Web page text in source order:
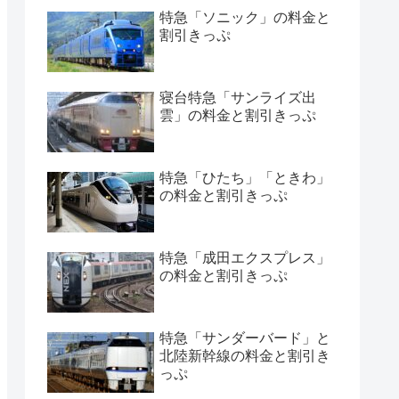
特急「ソニック」の料金と
割引きっぷ
寝台特急「サンライズ出
雲」の料金と割引きっぷ
特急「ひたち」「ときわ」
の料金と割引きっぷ
特急「成田エクスプレス」
の料金と割引きっぷ
特急「サンダーバード」と
北陸新幹線の料金と割引き
っぷ